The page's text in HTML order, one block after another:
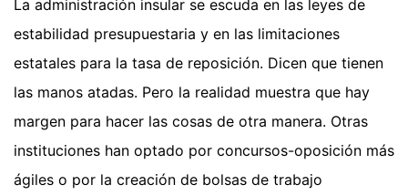
La administración insular se escuda en las leyes de
estabilidad presupuestaria y en las limitaciones
estatales para la tasa de reposición. Dicen que tienen
las manos atadas. Pero la realidad muestra que hay
margen para hacer las cosas de otra manera. Otras
instituciones han optado por concursos-oposición más
ágiles o por la creación de bolsas de trabajo